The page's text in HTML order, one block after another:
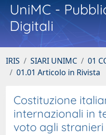
UniMC -
Digitali
IRIS SIARI UNIMC
01
01.01 Articolo in Rivista
Costituzione
internazionali in
voto agli stranieri